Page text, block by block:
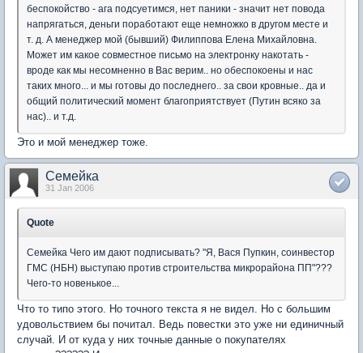
беспокойство - ага подсуетимся, нет паники - значит нет повода
напрягаться, деньги поработают еще немножко в другом месте и
т. д. А менеджер мой (бывший) Филиппова Елена Михайловна.
Может им какое совместное письмо на электронку накотать -
вроде как мы несомненно в Вас верим.. но обеспокоены и нас
таких много... и мы готовы до последнего.. за свои кровные.. да и
общий политический момент благоприятствует (Путин всяко за
нас).. и т.д.
Это и мой менеджер тоже.
Семейка
31 Jan 2006
Quote
Семейка Чего им дают подписывать? "Я, Вася Пупкин, соинвестор
ГМС (НБН) выступаю против строительства микрорайона ПП"???
Чего-то новенькое...
Что то типо этого. Но точного текста я не видел. Но с большим
удовольствием бы почитал. Ведь повестки это уже ни единичный
случай. И от куда у них точные данные о покупателях